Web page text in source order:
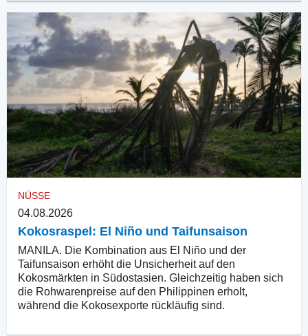
NÜSSE
04.08.2026
Kokosraspel: El Niño und Taifunsaison
MANILA. Die Kombination aus El Niño und der
Taifunsaison erhöht die Unsicherheit auf den
Kokosmärkten in Südostasien. Gleichzeitig haben sich
die Rohwarenpreise auf den Philippinen erholt,
während die Kokosexporte rückläufig sind.